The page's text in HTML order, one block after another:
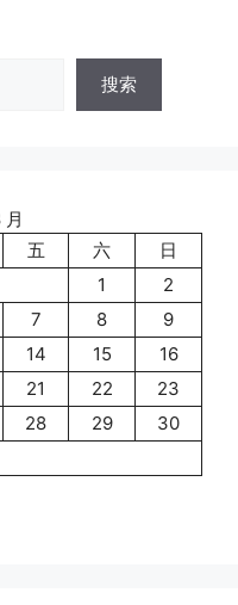
搜索
五 六
日
1
2
7 8
9
14 15
16
21 22
23
28 29
30